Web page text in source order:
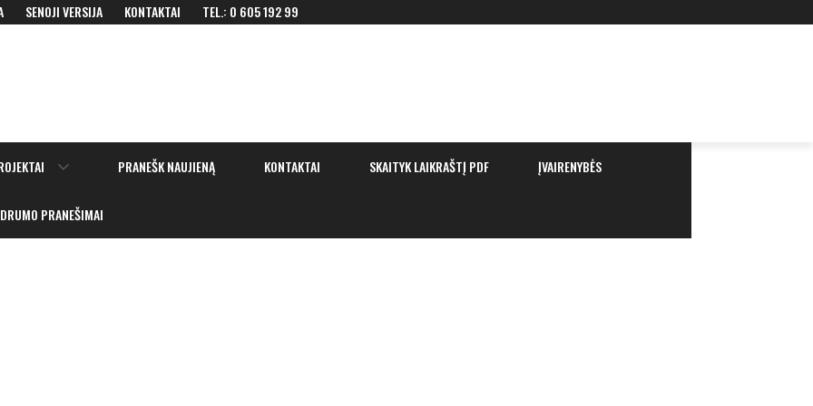
SENOJI VERSIJA KONTAKTAI TEL.: 0 605 192 99
Show
PRANEŠK NAUJIENĄ KONTAKTAI SKAITYK LAIKRAŠTĮ PDF ĮVAIRENYBĖS
PRANEŠIMAI